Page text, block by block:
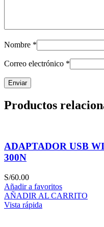
Nombre *
Correo electrónico *
Productos
ADAPTADOR USB
300N
S/60.00
Añadir a favoritos
AÑADIR AL CARRITO
Vista rápida